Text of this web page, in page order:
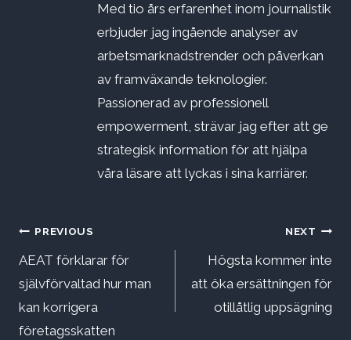
Med tio års erfarenhet inom journalistik
erbjuder jag ingående analyser av
arbetsmarknadstrender och påverkan
av framväxande teknologier.
Passionerad av professionell
empowerment, strävar jag efter att ge
strategisk information för att hjälpa
våra läsare att lyckas i sina karriärer.
Inläggsnavigering
PREVIOUS
AEAT förklarar för
självförvaltad hur man
kan korrigera
företagsskatten
NEXT
Högsta kommer inte
att öka ersättningen för
otillåtlig uppsägning